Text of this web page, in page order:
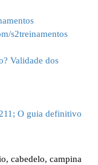
s2treinamentos
Validade dos
O guia definitivo
, cabedelo, campina